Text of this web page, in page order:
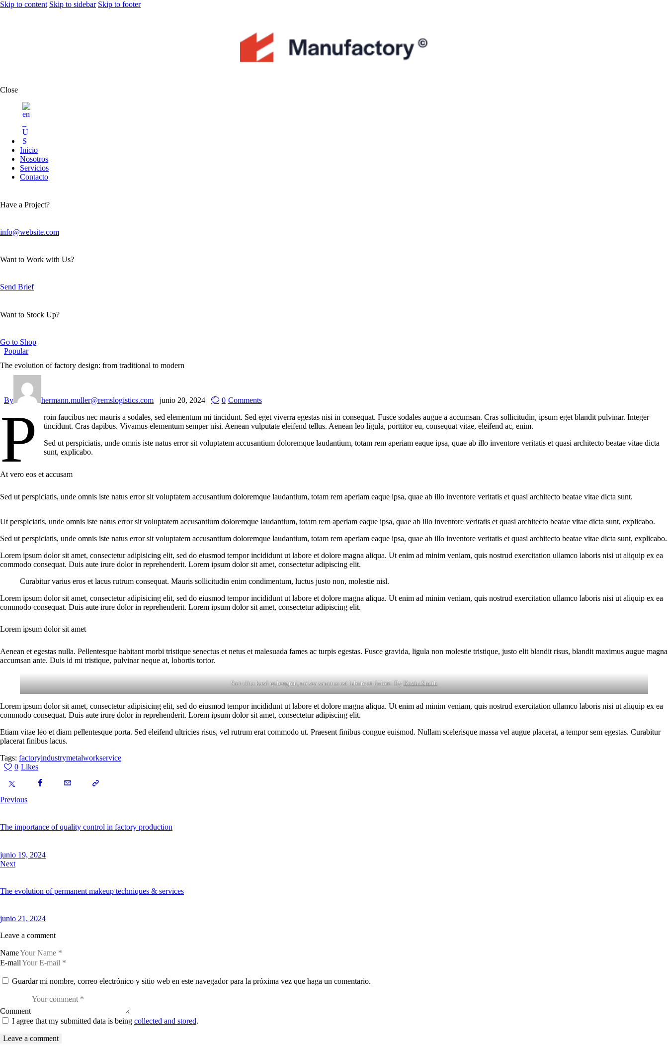
Skip to content Skip to sidebar Skip to footer
Close
Inicio
Nosotros
Servicios
Contacto
Have a Project?
info@website.com
Want to Work with Us?
Send Brief
Want to Stock Up?
Go to Shop
Popular
The evolution of factory design: from traditional to modern
By hermann.muller@remslogistics.com junio 20, 2024 0 Comments
P
roin faucibus nec mauris a sodales, sed elementum mi tincidunt. Sed eget viverra egestas nisi in consequat. Fusce sodales augue a accumsan. Cras sollicitudin, ipsum eget blandit pulvinar. Integer
tincidunt. Cras dapibus. Vivamus elementum semper nisi. Aenean vulputate eleifend tellus. Aenean leo ligula, porttitor eu, consequat vitae, eleifend ac, enim.
Sed ut perspiciatis, unde omnis iste natus error sit voluptatem accusantium doloremque laudantium, totam rem aperiam eaque ipsa, quae ab illo inventore veritatis et quasi architecto beatae vitae dicta
sunt, explicabo.
At vero eos et accusam
Sed ut perspiciatis, unde omnis iste natus error sit voluptatem accusantium doloremque laudantium, totam rem aperiam eaque ipsa, quae ab illo inventore veritatis et quasi architecto beatae vitae dicta sunt.
Ut perspiciatis, unde omnis iste natus error sit voluptatem accusantium doloremque laudantium, totam rem aperiam eaque ipsa, quae ab illo inventore veritatis et quasi architecto beatae vitae dicta sunt, explicabo.
Sed ut perspiciatis, unde omnis iste natus error sit voluptatem accusantium doloremque laudantium, totam rem aperiam eaque ipsa, quae ab illo inventore veritatis et quasi architecto beatae vitae dicta sunt, explicabo.
Lorem ipsum dolor sit amet, consectetur adipisicing elit, sed do eiusmod tempor incididunt ut labore et dolore magna aliqua. Ut enim ad minim veniam, quis nostrud exercitation ullamco laboris nisi ut aliquip ex ea
commodo consequat. Duis aute irure dolor in reprehenderit. Lorem ipsum dolor sit amet, consectetur adipiscing elit.
Curabitur varius eros et lacus rutrum consequat. Mauris sollicitudin enim condimentum, luctus justo non, molestie nisl.
Lorem ipsum dolor sit amet, consectetur adipisicing elit, sed do eiusmod tempor incididunt ut labore et dolore magna aliqua. Ut enim ad minim veniam, quis nostrud exercitation ullamco laboris nisi ut aliquip ex ea
commodo consequat. Duis aute irure dolor in reprehenderit. Lorem ipsum dolor sit amet, consectetur adipiscing elit.
Lorem ipsum dolor sit amet
Aenean et egestas nulla. Pellentesque habitant morbi tristique senectus et netus et malesuada fames ac turpis egestas. Fusce gravida, ligula non molestie tristique, justo elit blandit risus, blandit maximus augue magna
accumsan ante. Duis id mi tristique, pulvinar neque at, lobortis tortor.
Stet clita kasd gubergren, no sea sanctus est labore et dolore. ByKevin Smith
Lorem ipsum dolor sit amet, consectetur adipisicing elit, sed do eiusmod tempor incididunt ut labore et dolore magna aliqua. Ut enim ad minim veniam, quis nostrud exercitation ullamco laboris nisi ut aliquip ex ea
commodo consequat. Duis aute irure dolor in reprehenderit. Lorem ipsum dolor sit amet, consectetur adipiscing elit.
Etiam vitae leo et diam pellentesque porta. Sed eleifend ultricies risus, vel rutrum erat commodo ut. Praesent finibus congue euismod. Nullam scelerisque massa vel augue placerat, a tempor sem egestas. Curabitur
placerat finibus lacus.
Tags: factoryindustrymetalworkservice
0 Likes
Previous
The importance of quality control in factory production
junio 19, 2024
Next
The evolution of permanent makeup techniques & services
junio 21, 2024
Leave a comment
Name
E-mail
Guardar mi nombre, correo electrónico y sitio web en este navegador para la próxima vez que haga un comentario.
Comment
I agree that my submitted data is being collected and stored.